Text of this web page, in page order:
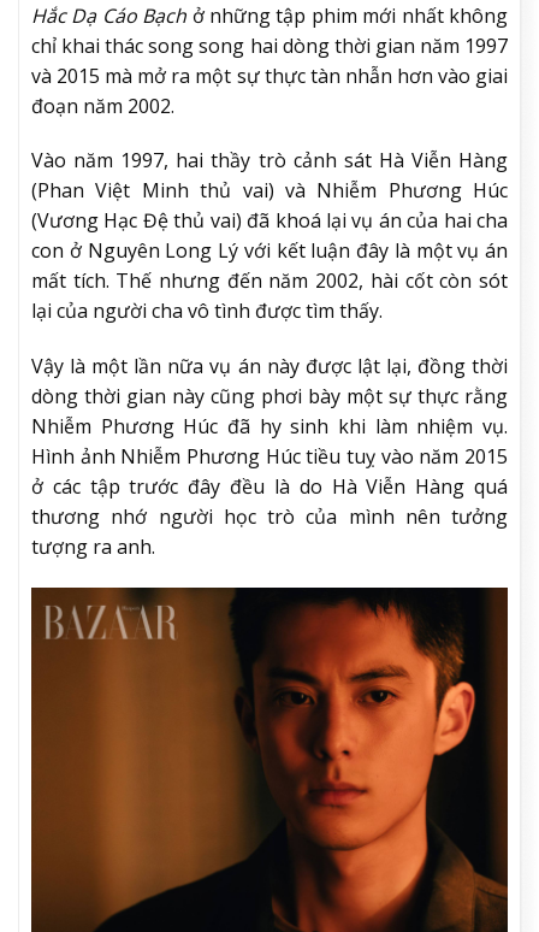
Hắc Dạ Cáo Bạch ở những tập phim mới nhất không
chỉ khai thác song song hai dòng thời gian năm 1997
và 2015 mà mở ra một sự thực tàn nhẫn hơn vào giai
đoạn năm 2002.
Vào năm 1997, hai thầy trò cảnh sát Hà Viễn Hàng
(Phan Việt Minh thủ vai) và Nhiễm Phương Húc
(Vương Hạc Đệ thủ vai) đã khoá lại vụ án của hai cha
con ở Nguyên Long Lý với kết luận đây là một vụ án
mất tích. Thế nhưng đến năm 2002, hài cốt còn sót
lại của người cha vô tình được tìm thấy.
Vậy là một lần nữa vụ án này được lật lại, đồng thời
dòng thời gian này cũng phơi bày một sự thực rằng
Nhiễm Phương Húc đã hy sinh khi làm nhiệm vụ.
Hình ảnh Nhiễm Phương Húc tiều tuỵ vào năm 2015
ở các tập trước đây đều là do Hà Viễn Hàng quá
thương nhớ người học trò của mình nên tưởng
tượng ra anh.